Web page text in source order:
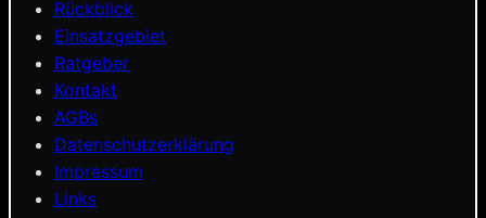
Rückblick
Einsatzgebiet
Ratgeber
Kontakt
AGBs
Datenschutzerklärung
Impressum
Links